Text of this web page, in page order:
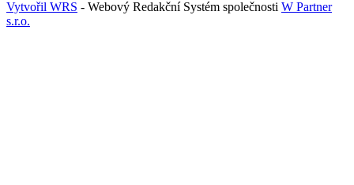
Vytvořil WRS - Webový Redakční Systém společnosti W Partner
s.r.o.